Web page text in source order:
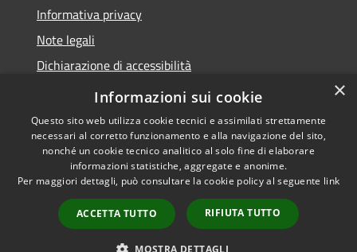
Informativa privacy
Note legali
Dichiarazione di accessibilità
Meccanismo di Feedback
Accessibilità
Copyright © 2026 • Comune di
Curtatone • Powered by
Municipium•
Accesso
redazione
×
Informazioni sui cookie
Questo sito web utilizza cookie tecnici e assimilati strettamente
necessari al corretto funzionamento e alla navigazione del sito,
nonché un cookie tecnico analitico al solo fine di elaborare
informazioni statistiche, aggregate e anonime.
Per maggiori dettagli, può consultare la cookie policy al seguente link
ACCETTA TUTTO RIFIUTA TUTTO
MOSTRA DETTAGLI